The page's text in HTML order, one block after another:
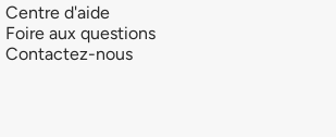
Centre d'aide
Foire aux questions
Contactez-nous